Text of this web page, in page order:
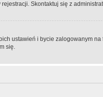
Skontaktuj się z
ustawień i bycie zalogowanym
się.